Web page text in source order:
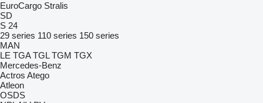
EuroCargo Stralis
SD
S 24
29 series 110 series 150 series
MAN
LE TGA TGL TGM TGX
Mercedes-Benz
Actros Atego
Atleon
OSDS